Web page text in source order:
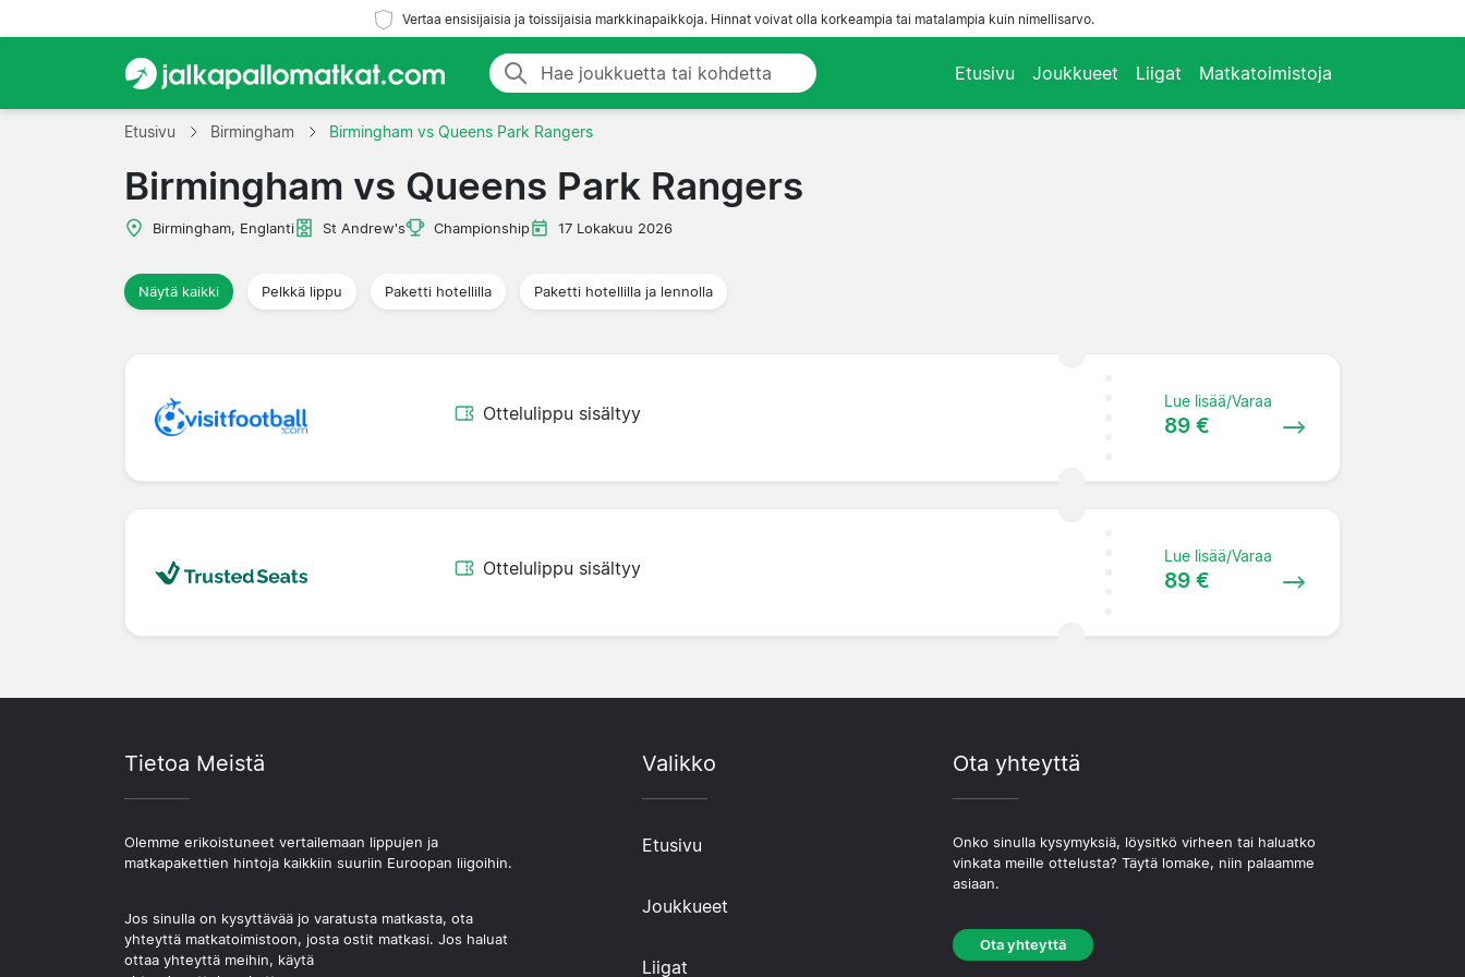
Vertaa ensisijaisia ja toissijaisia markkinapaikkoja. Hinnat voivat olla korkeampia tai matalampia kuin nimellisarvo.
Etusivu Joukkueet Liigat Matkatoimistoja
Etusivu Birmingham Birmingham vs Queens Park Rangers
Birmingham vs Queens Park Rangers
Birmingham, Englanti St Andrew's Championship 17 Lokakuu 2026
Näytä kaikki Pelkkä lippu Paketti hotellilla Paketti hotellilla ja lennolla
Ottelulippu sisältyy
Lue lisää/Varaa
89 €
Ottelulippu sisältyy
Lue lisää/Varaa
89 €
Tietoa Meistä
Olemme erikoistuneet vertailemaan lippujen ja
matkapakettien hintoja kaikkiin suuriin Euroopan liigoihin.
Jos sinulla on kysyttävää jo varatusta matkasta, ota
yhteyttä matkatoimistoon, josta ostit matkasi. Jos haluat
ottaa yhteyttä meihin, käytä
Valikko
Etusivu
Joukkueet
Liigat
Ota yhteyttä
Onko sinulla kysymyksiä, löysitkö virheen tai haluatko
vinkata meille ottelusta? Täytä lomake, niin palaamme
asiaan.
Ota yhteyttä